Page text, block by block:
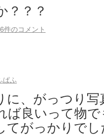
？？？
6件のコメント
ぱふ
に、がっつり
ば良いって物
てがっかりで